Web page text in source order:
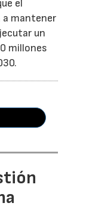
el
mantener
un
millones